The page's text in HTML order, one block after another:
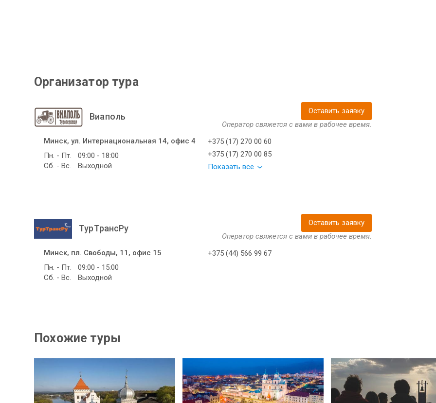
Организатор тура
Виаполь
Оставить заявку
Оператор свяжется с вами в рабочее время.
Минск, ул. Интернациональная 14, офис 4
Пн. - Пт.
09:00 - 18:00
Сб. - Вс.
Выходной
+375 (17) 270 00 60
+375 (17) 270 00 85
Показать все
ТурТрансРу
Оставить заявку
Оператор свяжется с вами в рабочее время.
Минск, пл. Свободы, 11, офис 15
Пн. - Пт.
09:00 - 15:00
Сб. - Вс.
Выходной
+375 (44) 566 99 67
Похожие туры